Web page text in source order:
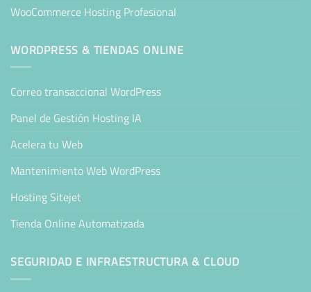
WooCommerce Hosting Profesional
WORDPRESS & TIENDAS ONLINE
Correo transaccional WordPress
Panel de Gestión Hosting IA
Acelera tu Web
Mantenimiento Web WordPress
Hosting Sitejet
Tienda Online Automatizada
SEGURIDAD E INFRAESTRUCTURA & CLOUD